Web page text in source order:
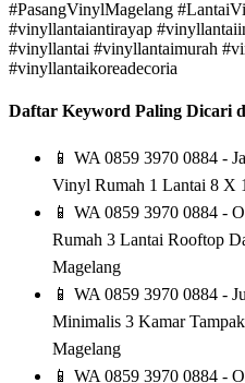
#PasangVinylMagelang
#vinyllantaiantirayap
#vinyllantai #vinyllantaimurah
#vinyllantaikoreadecoria
Daftar Keyword Paling Dicari
📱 WA 0859 3970 0884 -
Vinyl Rumah 1 Lantai 8 X
📱 WA 0859 3970 0884 -
Rumah 3 Lantai Rooftop
Magelang
📱 WA 0859 3970 0884 -
Minimalis 3 Kamar
Magelang
📱 WA 0859 3970 0884 -